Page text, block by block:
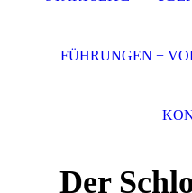
Der
FÜHRUNGEN +